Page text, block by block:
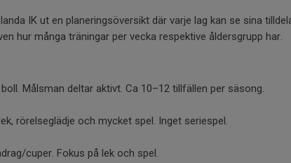
IK ut en planeringsöversikt där varje lag kan se sina
hur många träningar per vecka respektive åldersgrupp har.
Målsman deltar aktivt. Ca 10–12 tillfällen per säsong.
rörelseglädje och mycket spel. Inget seriespel.
cuper. Fokus på lek och spel.